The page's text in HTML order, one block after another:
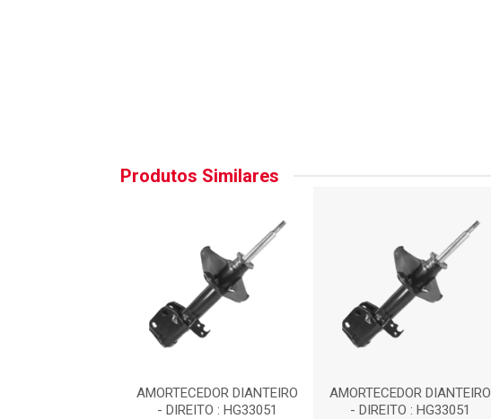
Produtos Similares
AMORTECEDOR DIANTEIRO
- DIREITO : HG33051
AMORTECEDOR DIANTEIRO
- DIREITO : HG33051